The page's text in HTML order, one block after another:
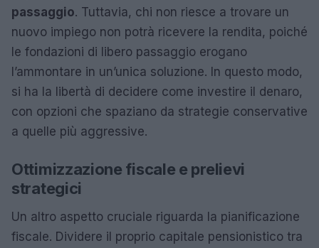
passaggio. Tuttavia, chi non riesce a trovare un
nuovo impiego non potrà ricevere la rendita, poiché
le fondazioni di libero passaggio erogano
l’ammontare in un’unica soluzione. In questo modo,
si ha la libertà di decidere come investire il denaro,
con opzioni che spaziano da strategie conservative
a quelle più aggressive.
Ottimizzazione fiscale e prelievi
strategici
Un altro aspetto cruciale riguarda la pianificazione
fiscale. Dividere il proprio capitale pensionistico tra